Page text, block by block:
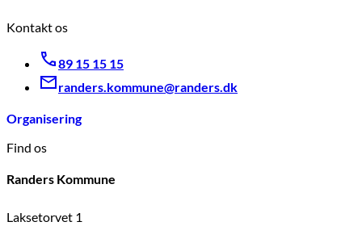
Kontakt os
89 15 15 15
randers.kommune@randers.dk
Organisering
Find os
Randers Kommune
Laksetorvet 1